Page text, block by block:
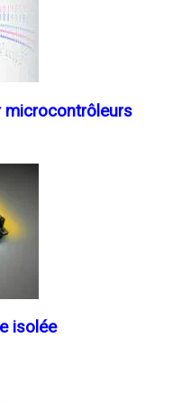
microcontrôleurs
isolée